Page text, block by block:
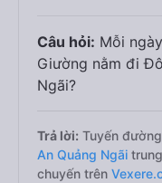
Câu hỏi: Mỗi
Giường nằm đi
Ngãi?
Trả lời: Tuyến đường
An Quảng Ngãi
chuyến trên